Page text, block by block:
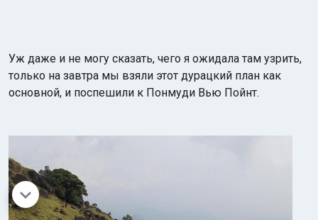
Уж даже и не могу сказать, чего я ожидала там узрить,
только на завтра мы взяли этот дурацкий план как
основной, и поспешили к Понмуди Вью Пойнт.